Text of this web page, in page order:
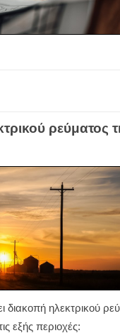
ρεύματος
διακοπή ηλεκτρικού
εξής περιοχές: